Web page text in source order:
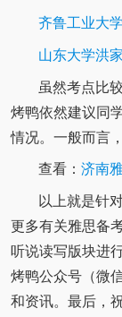
齐鲁工业大
山东大学洪
虽然考点比
烤鸭依然建议同
情况。一般而言
查看： 济南
以上就是针
更多有关雅思备
听说读写版块进
烤鸭公众号（微
和资讯。最后，